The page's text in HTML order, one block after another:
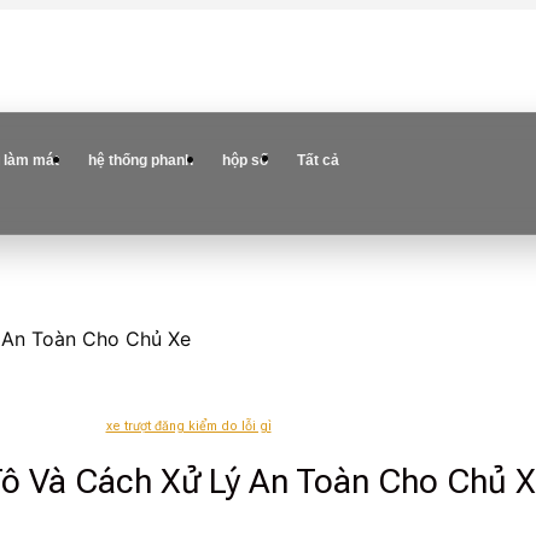
làm mát hệ thống phanh hộp số Tất cả
Toàn Cho Chủ Xe
xe trượt đăng kiểm do lỗi gì
Và Cách Xử Lý An Toàn Cho Chủ